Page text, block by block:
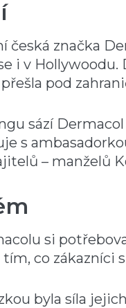
česká značka
i v
pod
sází
s
– manželů
si
tím, co zákazníci
byla síla